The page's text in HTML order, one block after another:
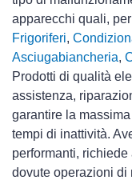
apparecchi quali,
Frigoriferi,
Asciugabiancheria,
Prodotti di qualità
assistenza,
garantire la
tempi di inattività.
performanti,
dovute operazioni di